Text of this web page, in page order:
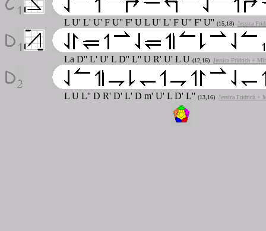
L U' L' U' F U'' F' U L U' L' F U'' F' U'' (15,18) Jessica
La D'' L' U' L D'' L'' U R' U' L U (12,16) Jessica Fridrich +
L U L'' D R' D' L' D m' U' L D' L'' (13,16) Jessica Fridrich +